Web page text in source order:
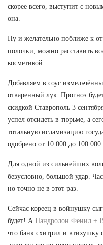
скорее всего, выступит с
она.
Ну и желательно поближе к
полочки, можно расставить
косметикой.
Добавляем в соус
отваренный лук. Прогноз
скидкой Ставрополь 3
успел отсидеть в тюрьме, а
тотальную исламизацию
одобрено от 10 000 до 100 000
Для одной из сильнейших
безусловно, большой удар.
но точно не в этот раз.
Сейчас кореец в войнушку
будет! А Нандролон Фенил +
что банк схитрил и